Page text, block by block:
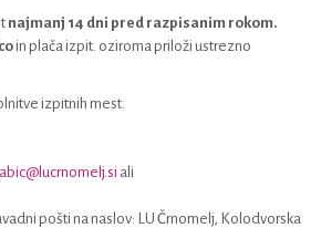
najmanj 14 dni pred razpisanim rokom.
in plača izpit. oziroma priloži ustrezno
izpitnih mest.
ali
pošti na naslov: LU Črnomelj, Kolodvorska